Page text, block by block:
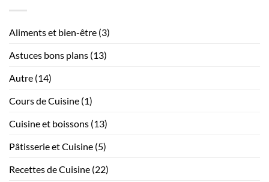
américain
maison
Aliments et bien-être (3)
Astuces bons plans (13)
Autre (14)
Cours de Cuisine (1)
Cuisine et boissons (13)
Pâtisserie et Cuisine (5)
Recettes de Cuisine (22)